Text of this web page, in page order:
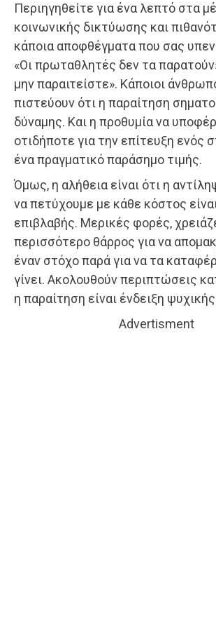
Περιηγηθείτε για ένα λεπτό στα
κοινωνικής δικτύωσης και
κάποια αποφθέγματα που σας
«Οι πρωταθλητές δεν τα
μην παραιτείστε». Κάποιοι
πιστεύουν ότι η παραίτηση
δύναμης. Και η προθυμία να
οτιδήποτε για την επίτευξη ενός
ένα πραγματικό παράσημο τιμής.
Όμως, η αλήθεια είναι ότι η
να πετύχουμε με κάθε κόστος
επιβλαβής. Μερικές φορές,
περισσότερο θάρρος για να
έναν στόχο παρά για να τα
γίνει. Ακολουθούν περιπτώσεις
η παραίτηση είναι ένδειξη
Advertisment